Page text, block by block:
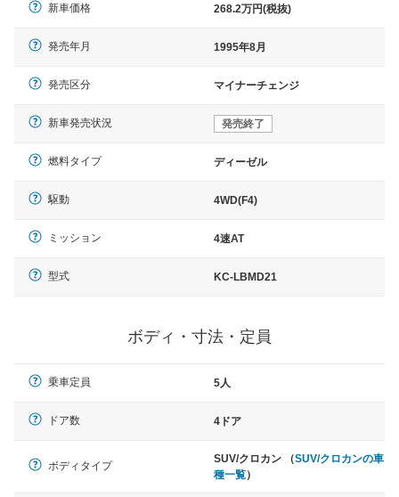
新車価格 268.2万円(税抜)
発売年月 1995年8月
発売区分 マイナーチェンジ
新車発売状況 発売終了
燃料タイプ ディーゼル
駆動 4WD(F4)
ミッション 4速AT
型式 KC-LBMD21
ボディ・寸法・定員
乗車定員 5人
ドア数 4ドア
ボディタイプ
SUV/クロカン （SUV/クロカンの車
種一覧）